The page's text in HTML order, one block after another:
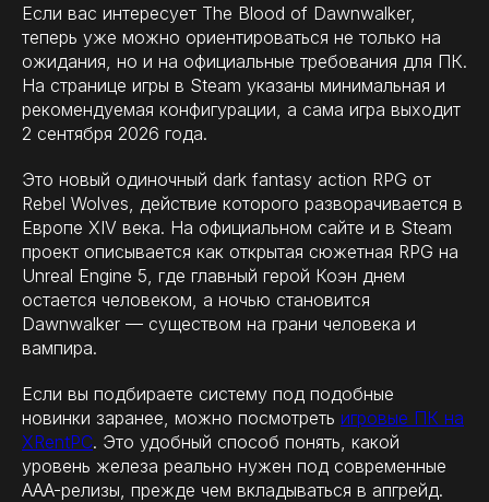
Если вас интересует The Blood of Dawnwalker,
теперь уже можно ориентироваться не только на
ожидания, но и на официальные требования для ПК.
На странице игры в Steam указаны минимальная и
рекомендуемая конфигурации, а сама игра выходит
2 сентября 2026 года.
Это новый одиночный dark fantasy action RPG от
Rebel Wolves, действие которого разворачивается в
Европе XIV века. На официальном сайте и в Steam
проект описывается как открытая сюжетная RPG на
Unreal Engine 5, где главный герой Коэн днем
остается человеком, а ночью становится
Dawnwalker — существом на грани человека и
вампира.
Если вы подбираете систему под подобные
новинки заранее, можно посмотреть игровые ПК на
XRentPC. Это удобный способ понять, какой
уровень железа реально нужен под современные
AAA-релизы, прежде чем вкладываться в апгрейд.